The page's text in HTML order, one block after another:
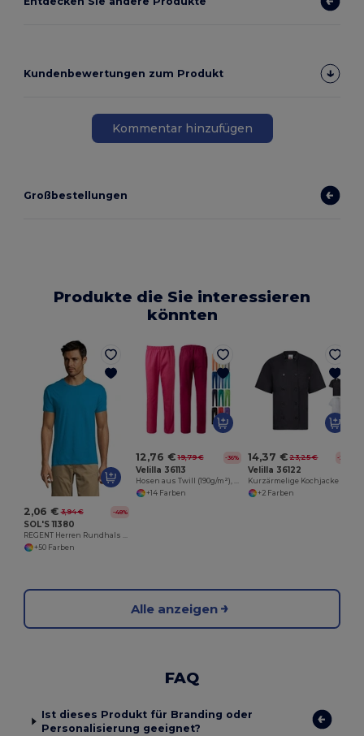
Kundenbewertungen zum Produkt
Kommentar hinzufügen
Großbestellungen
Produkte die Sie interessieren
könnten
2,06 € 3,94 € -48%
SOL'S 11380
REGENT Herren Rundhals T Shirt
+50 Farben
12,76 € 19,79 € -36%
Velilla 36113
Hosen aus Twill (190g/m²), aus Baumwolle (35%) und Polyester (85%)
+14 Farben
14,37 € 23,25 € -38%
Velilla 36122
+2 Farben
Alle anzeigen
FAQ
Ist dieses Produkt für Branding oder
Personalisierung geeignet?